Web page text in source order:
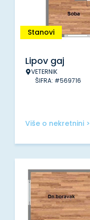
Stanovi
Lipov gaj
VETERNIK
ŠIFRA: #569716
Više o nekretnini >